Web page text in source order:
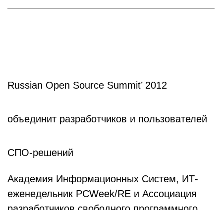
Russian Open Source Summit’ 2012
объединит разработчиков и пользователей
СПО-решений
Академия Информационных Систем, ИТ-
еженедельник PCWeek/RE и Ассоциация